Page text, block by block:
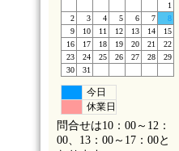
1
2
3 4 5 6 7
8
9
10 11 12 13 14
15
16
17 18 19 20 21
22
23
24 25 26 27 28
29
30
31
今日
休業日
問合せは10：00～12：
00、13：00～17：00と